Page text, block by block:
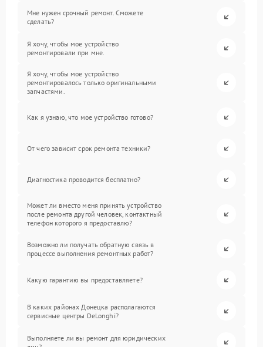
Мне нужен срочный ремонт. Сможете
сделать?
Я хочу, чтобы мое устройство
ремонтировали при мне.
Я хочу, чтобы мое устройство
ремонтировалось только оригинальными
запчастями.
Как я узнаю, что мое устройство готово?
От чего зависит срок ремонта техники?
Диагностика проводится бесплатно?
Может ли вместо меня принять устройство
после ремонта другой человек, контактный
телефон которого я предоставлю?
Возможно ли получать обратную связь в
процессе выполнения ремонтных работ?
Какую гарантию вы предоставляете?
В каких районах Донецка располагаются
сервисные центры DeLonghi?
Выполняете ли вы ремонт для юридических